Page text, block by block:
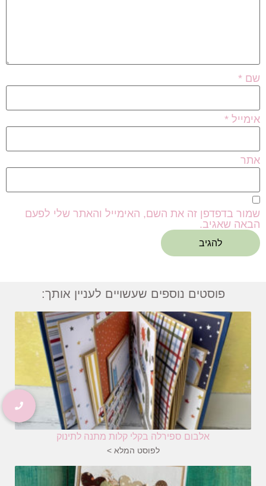
שם *
אימייל *
אתר
שמור בדפדפן זה את השם, האימייל והאתר שלי לפעם
הבאה שאגיב.
פוסטים נוספים שעשויים לעניין אותך:
אלבום ספירלה בקלי קלות מתנה לתינוק
לפוסט המלא >